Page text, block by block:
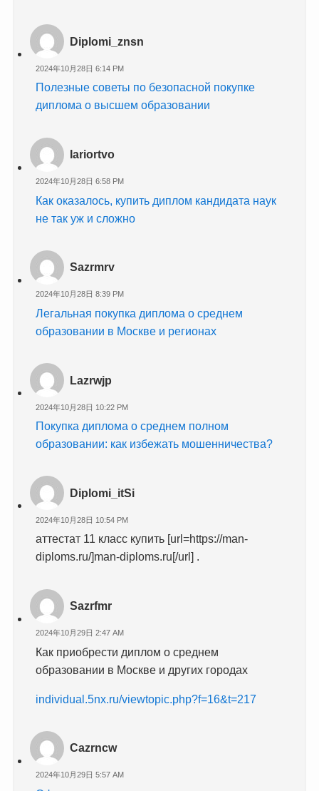
Diplomi_znsn
2024年10月28日 6:14 PM
Полезные советы по безопасной покупке
диплома о высшем образовании
Iariortvo
2024年10月28日 6:58 PM
Как оказалось, купить диплом кандидата наук
не так уж и сложно
Sazrmrv
2024年10月28日 8:39 PM
Легальная покупка диплома о среднем
образовании в Москве и регионах
Lazrwjp
2024年10月28日 10:22 PM
Покупка диплома о среднем полном
образовании: как избежать мошенничества?
Diplomi_itSi
2024年10月28日 10:54 PM
аттестат 11 класс купить [url=https://man-
diploms.ru/]man-diploms.ru[/url] .
Sazrfmr
2024年10月29日 2:47 AM
Как приобрести диплом о среднем
образовании в Москве и других городах
individual.5nx.ru/viewtopic.php?f=16&t=217
Cazrncw
2024年10月29日 5:57 AM